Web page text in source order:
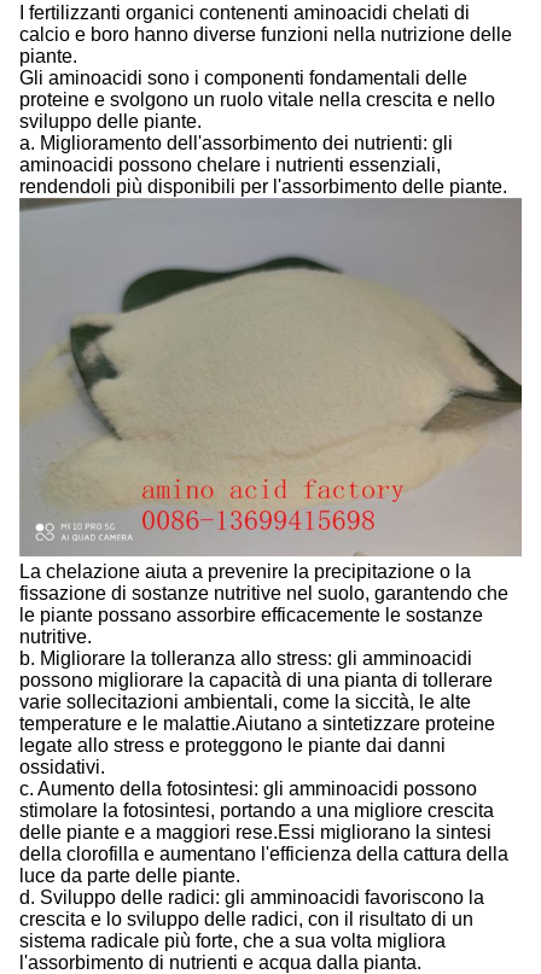
I fertilizzanti organici contenenti aminoacidi chelati di
calcio e boro hanno diverse funzioni nella nutrizione delle
piante.
Gli aminoacidi sono i componenti fondamentali delle
proteine e svolgono un ruolo vitale nella crescita e nello
sviluppo delle piante.
a. Miglioramento dell'assorbimento dei nutrienti: gli
aminoacidi possono chelare i nutrienti essenziali,
rendendoli più disponibili per l'assorbimento delle piante.
La chelazione aiuta a prevenire la precipitazione o la
fissazione di sostanze nutritive nel suolo, garantendo che
le piante possano assorbire efficacemente le sostanze
nutritive.
b. Migliorare la tolleranza allo stress: gli amminoacidi
possono migliorare la capacità di una pianta di tollerare
varie sollecitazioni ambientali, come la siccità, le alte
temperature e le malattie.Aiutano a sintetizzare proteine
legate allo stress e proteggono le piante dai danni
ossidativi.
c. Aumento della fotosintesi: gli amminoacidi possono
stimolare la fotosintesi, portando a una migliore crescita
delle piante e a maggiori rese.Essi migliorano la sintesi
della clorofilla e aumentano l'efficienza della cattura della
luce da parte delle piante.
d. Sviluppo delle radici: gli amminoacidi favoriscono la
crescita e lo sviluppo delle radici, con il risultato di un
sistema radicale più forte, che a sua volta migliora
l'assorbimento di nutrienti e acqua dalla pianta.